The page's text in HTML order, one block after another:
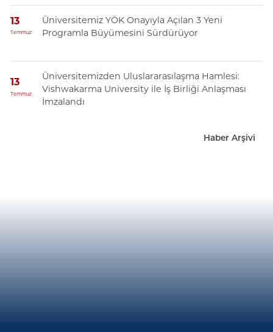
13
Temmuz
Üniversitemiz YÖK Onayıyla Açılan 3 Yeni
Programla Büyümesini Sürdürüyor
13
Temmuz
Üniversitemizden Uluslararasılaşma Hamlesi:
Vishwakarma University ile İş Birliği Anlaşması
İmzalandı
Haber Arşivi